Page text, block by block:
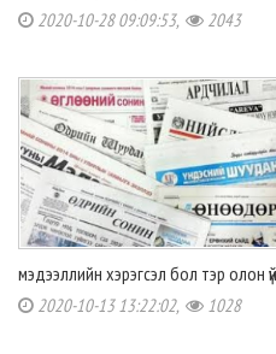
2020-10-28 09:09:53, 2043
мэдээллийн хэрэгсэл бол тэр олон
2020-10-13 13:22:02, 1028